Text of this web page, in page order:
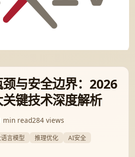
与安全边界：2026
键技术深度解析
min read284 views
言模型 推理优化
AI安全